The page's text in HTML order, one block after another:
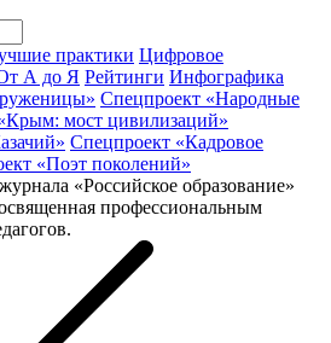
практики Цифровое
А до Я Рейтинги Инфографика
Спецпроект «Народные
мост цивилизаций»
Спецпроект «Кадровое
«Поэт поколений»